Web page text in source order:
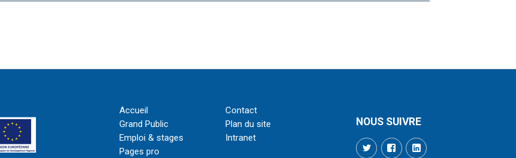
Accueil
Grand Public
Emploi & stages
Pages pro
Contact
Plan du site
Intranet
NOUS SUIVRE
TwitterFacebookLinkedIn